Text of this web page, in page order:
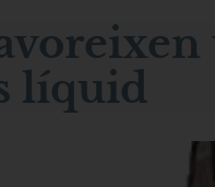
líquid